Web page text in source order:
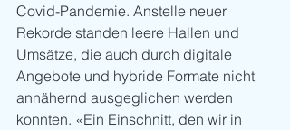
Covid-Pandemie. Anstelle neuer
Rekorde standen leere Hallen und
Umsätze, die auch durch digitale
Angebote und hybride Formate nicht
annähernd ausgeglichen werden
konnten. «Ein Einschnitt, den wir in